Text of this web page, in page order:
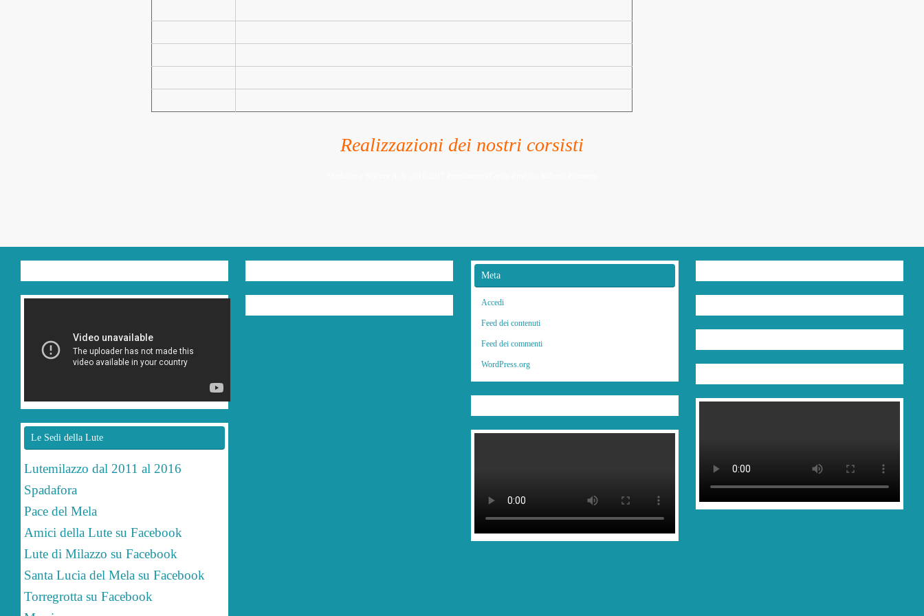
Realizzazioni dei nostri corsisti
Le Sedi della Lute
Lutemilazzo dal 2011 al 2016
Spadafora
Pace del Mela
Amici della Lute su Facebook
Lute di Milazzo su Facebook
Santa Lucia del Mela su Facebook
Torregrotta su Facebook
Meta
Accedi
Feed dei contenuti
Feed dei commenti
WordPress.org